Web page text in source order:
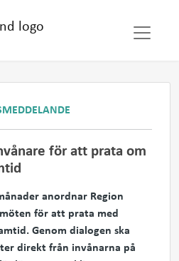
för att prata om
anordnar Region
för att prata med
Genom dialogen ska
direkt från invånarna på